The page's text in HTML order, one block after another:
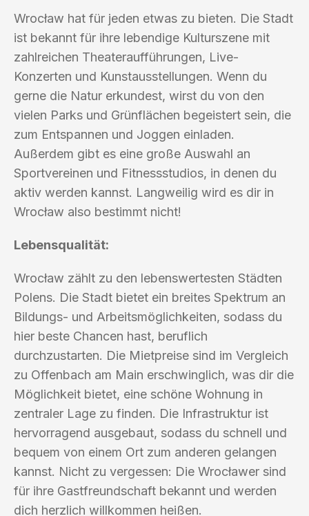
Wrocław hat für jeden etwas zu bieten. Die Stadt
ist bekannt für ihre lebendige Kulturszene mit
zahlreichen Theateraufführungen, Live-
Konzerten und Kunstausstellungen. Wenn du
gerne die Natur erkundest, wirst du von den
vielen Parks und Grünflächen begeistert sein, die
zum Entspannen und Joggen einladen.
Außerdem gibt es eine große Auswahl an
Sportvereinen und Fitnessstudios, in denen du
aktiv werden kannst. Langweilig wird es dir in
Wrocław also bestimmt nicht!
Lebensqualität:
Wrocław zählt zu den lebenswertesten Städten
Polens. Die Stadt bietet ein breites Spektrum an
Bildungs- und Arbeitsmöglichkeiten, sodass du
hier beste Chancen hast, beruflich
durchzustarten. Die Mietpreise sind im Vergleich
zu Offenbach am Main erschwinglich, was dir die
Möglichkeit bietet, eine schöne Wohnung in
zentraler Lage zu finden. Die Infrastruktur ist
hervorragend ausgebaut, sodass du schnell und
bequem von einem Ort zum anderen gelangen
kannst. Nicht zu vergessen: Die Wrocławer sind
für ihre Gastfreundschaft bekannt und werden
dich herzlich willkommen heißen.